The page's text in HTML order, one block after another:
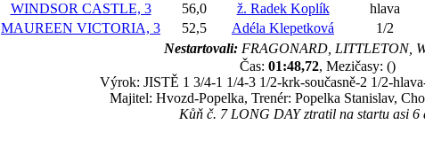
WINDSOR CASTLE, 3 56,0 ž. Radek Koplík hlava
MAUREEN VICTORIA, 3 52,5 Adéla Klepetková 1/2
Nestartovali:FRAGONARD, LITTLETON,
Čas: 01:48,72, Mezičasy: ()
Výrok: JISTĚ 1 3/4-1 1/4-3 1/2-krk-současně-2 1/2-
Majitel: Hvozd-Popelka, Trenér: Popelka Stanislav,
Kůň č. 7 LONG DAY ztratil na startu asi 6